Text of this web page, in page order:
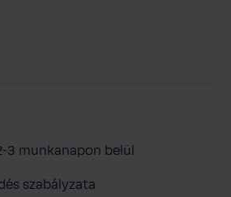
3 munkanapon belül
szabályzata